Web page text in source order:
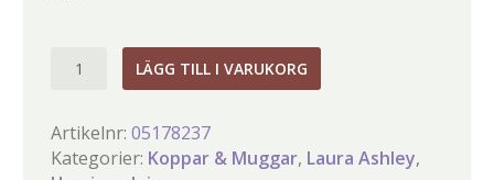
Humble
Daisy
LÄGG TILL I VARUKORG
Artikelnr:05178237
Kategorier: Koppar & Muggar, Laura Ashley,